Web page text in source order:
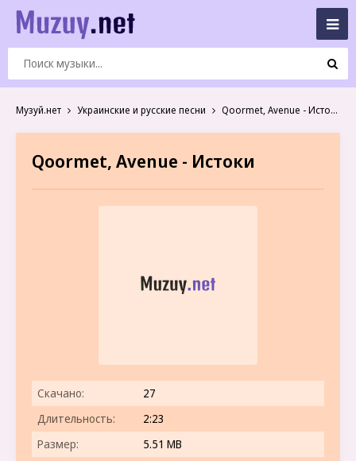
Музуй.нет Украинские и русские песни Qoormet, Avenue - Истоки
Qoormet, Avenue - Истоки
Скачано:
27
Длительность:
2:23
Размер:
5.51 MB